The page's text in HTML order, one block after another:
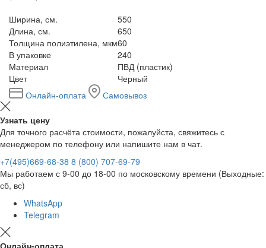
Ширина, см.
550
Длина, см.
650
Толщина полиэтилена, мкм60
В упаковке
240
Материал
ПВД (пластик)
Цвет
Черный
Онлайн-оплата
Самовывоз
Узнать цену
Для точного расчёта стоимости, пожалуйста, свяжитесь с
менеджером по телефону или напишите нам в чат.
+7(495)669-68-38 8 (800) 707-69-79
Мы работаем с 9-00 до 18-00 по московскому времени (Выходные:
сб, вс)
WhatsApp
Telegram
Онлайн-оплата